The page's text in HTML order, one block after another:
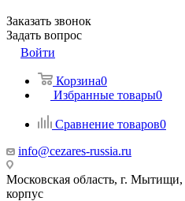
Заказать звонок
Задать вопрос
Войти
Корзина0
Избранные товары0
Сравнение товаров0
info@cezares-russia.ru
Московская область, г. Мытищи,
корпус